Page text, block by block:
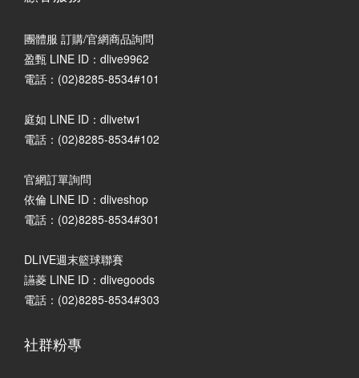
團體服 訂購/官網商品詢問
盈甄 LINE ID：dlive9962
電話：(02)8285-8534#101
庭如 LINE ID：dlivetw1
電話：(02)8285-8534#102
官網訂單詢問
依倫 LINE ID：dliveshop
電話：(02)8285-8534#301
DLIVE週末籃球聯賽
讌菱 LINE ID：dlivegoods
電話：(02)8285-8534#303
社群粉專